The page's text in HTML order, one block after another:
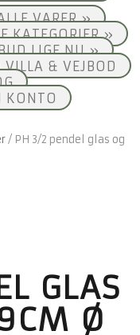
VARER »
KATEGORIER »
LIGE NU »
VILLA & VEJBOD
KONTO
/ PH 3/2 pendel glas og
GLAS
Ø